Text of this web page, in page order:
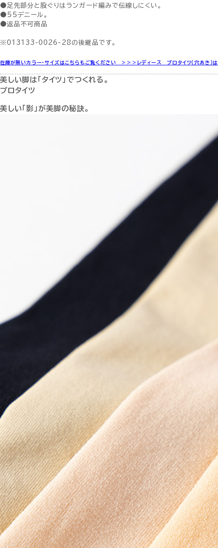
●足先部分と股ぐりはランガード編みで伝線しにくい。
●55デニール。
●返品不可商品
※013133-0026-28の後継品です。
在庫が無いカラー・サイズはこちらもご覧ください ＞＞＞ レディース プロタイツ（穴あき
美しい脚は「タイツ」でつくれる。
プロタイツ
美しい「影」が美脚の秘訣。